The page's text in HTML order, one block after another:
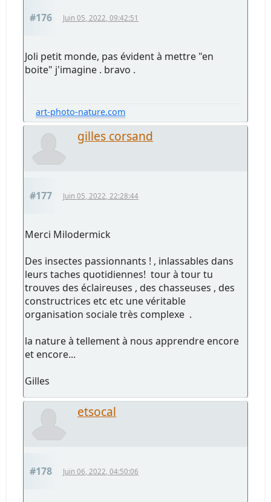
#176 Juin 05, 2022, 09:42:51
Joli petit monde, pas évident à mettre "en
boite" j'imagine . bravo .
art-photo-nature.com
gilles corsand
#177 Juin 05, 2022, 22:28:44
Merci Milodermick
Des insectes passionnants ! , inlassables dans
leurs taches quotidiennes! tour à tour tu
trouves des éclaireuses , des chasseuses , des
constructrices etc etc une véritable
organisation sociale très complexe .
la nature à tellement à nous apprendre encore
et encore...
Gilles
etsocal
#178 Juin 06, 2022, 04:50:06